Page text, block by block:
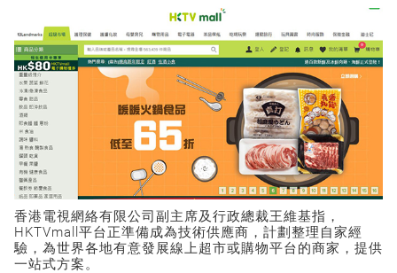
香港電視網絡有限公司副主席及行政總裁王維基指，
HKTVmall平台正準備成為技術供應商，計劃整理自家經
驗，為世界各地有意發展線上超市或購物平台的商家，提供
一站式方案。